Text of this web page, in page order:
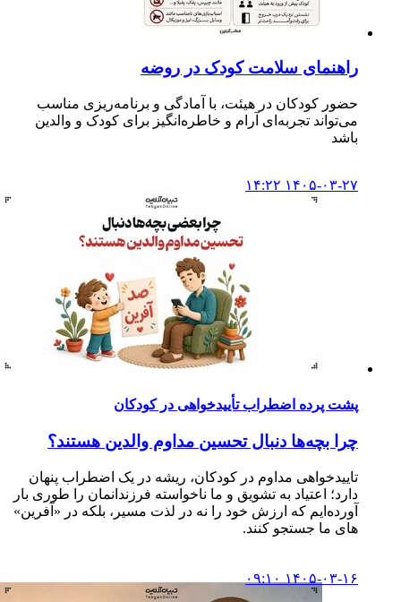
راهنمای سلامت کودک در روضه
حضور کودکان در هیئت، با آمادگی و برنامه‌ریزی مناسب
می‌تواند تجربه‌ای آرام و خاطره‌انگیز برای کودک و والدین
باشد
۱۴۰۵-۰۳-۲۷ ۱۴:۲۲
پشت پرده اضطراب تأییدخواهی در کودکان
چرا بچه‌ها دنبال تحسین مداوم والدین هستند؟
تاییدخواهی مداوم در کودکان، ریشه در یک اضطراب پنهان
دارد؛ اعتیاد به تشویق و ما ناخواسته فرزندانمان را طوری بار
آورده‌ایم که ارزش خود را نه در لذت مسیر، بلکه در «آفرین»
های ما جستجو کنند.
۱۴۰۵-۰۳-۱۶ ۰۹:۱۰